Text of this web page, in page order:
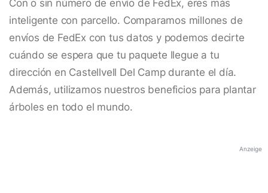
Con o sin número de envío de FedEx, eres más
inteligente con parcello. Comparamos millones de
envíos de FedEx con tus datos y podemos decirte
cuándo se espera que tu paquete llegue a tu
dirección en Castellvell Del Camp durante el día.
Además, utilizamos nuestros beneficios para plantar
árboles en todo el mundo.
Anzeige